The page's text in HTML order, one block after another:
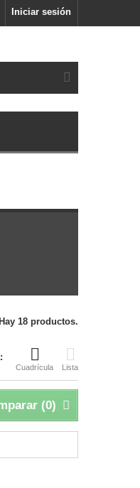
Iniciar sesión
Hay 18 productos.
Cuadrícula Lista
(0)